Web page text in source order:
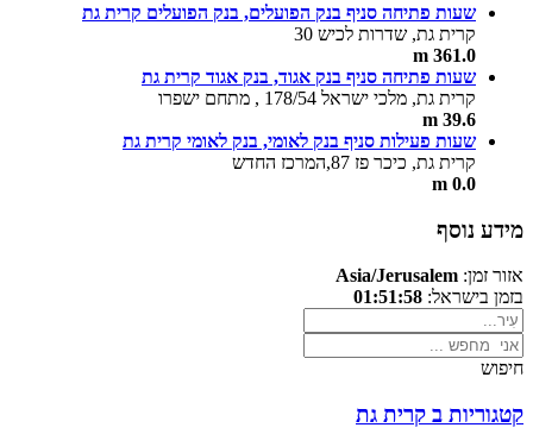
שעות פתיחה סניף בנק הפועלים, בנק הפועלים קרית גת
קרית גת, שדרות לכיש 30
361.0 m
שעות פתיחה סניף בנק אגוד, בנק אגוד קרית גת
קרית גת, מלכי ישראל 178/54 , מתחם ישפרו
39.6 m
שעות פעילות סניף בנק לאומי, בנק לאומי קרית גת
קרית גת, כיכר פז 87,המרכז החדש
0.0 m
מידע נוסף
אזור זמן: Asia/Jerusalem
בזמן בישראל: 01:51:58
חיפוש
קטגוריות ב קרית גת